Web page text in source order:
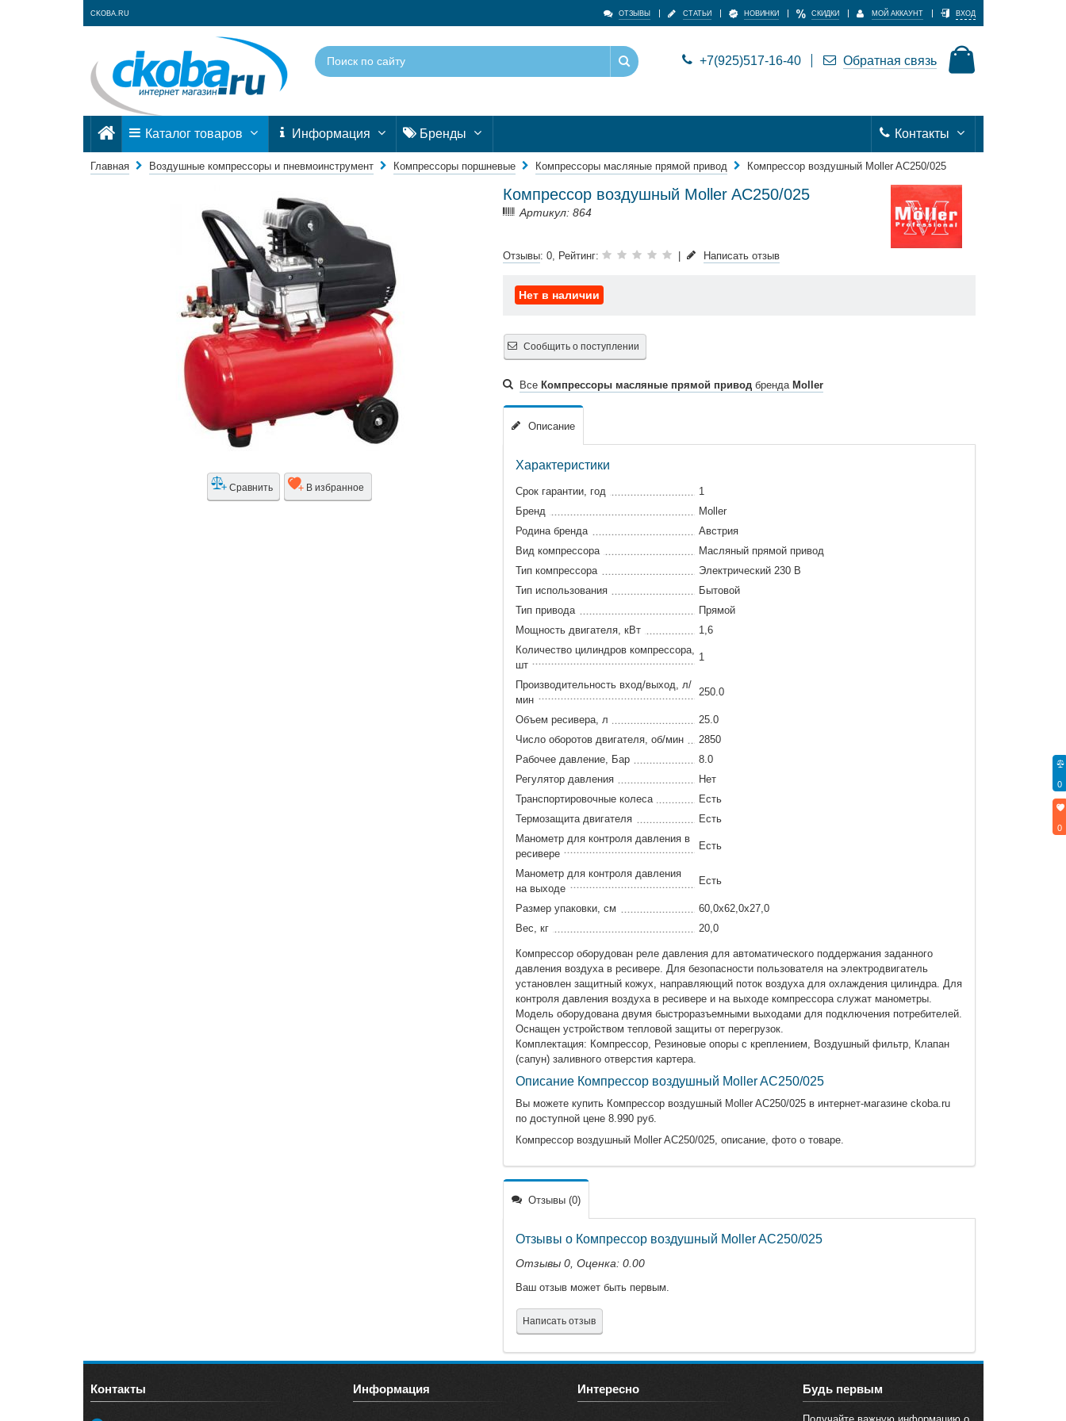
CKOBA.RU ОТЗЫВЫ СТАТЬИ НОВИНКИ СКИДКИ МОЙ АККАУНТ ВХОД
+7(925)517-16-40 Обратная связь
Каталог товаров Информация Бренды Контакты
Главная Воздушные компрессоры и пневмоинструмент Компрессоры поршневые Компрессоры масляные прямой привод Компрессор воздушный Moller AC250/025
Компрессор воздушный Moller AC250/025
Артикул: 864
Отзывы: 0, Рейтинг: | Написать отзыв
Нет в наличии
Сообщить о поступлении
Все Компрессоры масляные прямой приводбренда Moller
Описание
Характеристики
Срок гарантии, год
1
Бренд
Moller
Родина бренда
Австрия
Вид компрессора
Масляный прямой привод
Тип компрессора
Электрический 230 В
Тип использования
Бытовой
Тип привода
Прямой
Мощность двигателя, кВт
1,6
Количество цилиндров компрессора,
шт
1
Производительность вход/выход, л/
мин
250.0
Объем ресивера, л
25.0
Число оборотов двигателя, об/мин
2850
Рабочее давление, Бар
8.0
Регулятор давления
Нет
Транспортировочные колеса
Есть
Термозащита двигателя
Есть
Манометр для контроля давления в
ресивере
Есть
Манометр для контроля давления
на выходе
Есть
Размер упаковки, см
60,0х62,0х27,0
Вес, кг
20,0
Компрессор оборудован реле давления для автоматического поддержания заданного
давления воздуха в ресивере. Для безопасности пользователя на электродвигатель
установлен защитный кожух, направляющий поток воздуха для охлаждения цилиндра. Для
контроля давления воздуха в ресивере и на выходе компрессора служат манометры.
Модель оборудована двумя быстроразъемными выходами для подключения потребителей.
Оснащен устройством тепловой защиты от перегрузок.
Комплектация: Компрессор, Резиновые опоры с креплением, Воздушный фильтр, Клапан
(сапун) заливного отверстия картера.
Описание Компрессор воздушный Moller AC250/025
Вы можете купить Компрессор воздушный Moller AC250/025 в интернет-магазине ckoba.ru
по доступной цене 8.990 руб.
Компрессор воздушный Moller AC250/025, описание, фото о товаре.
Отзывы (0)
Отзывы о Компрессор воздушный Moller AC250/025
Отзывы 0, Оценка: 0.00
Ваш отзыв может быть первым.
Написать отзыв
Сравнить В избранное
Контакты Информация Интересно Будь первым
0
0